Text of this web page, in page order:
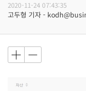
2020-11-24 07:43:35
고두형 기자 -